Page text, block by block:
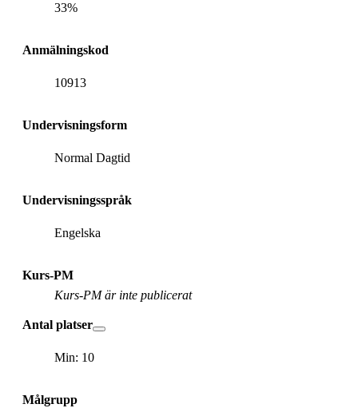
33%
Anmälningskod
10913
Undervisningsform
Normal Dagtid
Undervisningsspråk
Engelska
Kurs-PM
Kurs-PM är inte publicerat
Antal platser
Min: 10
Målgrupp